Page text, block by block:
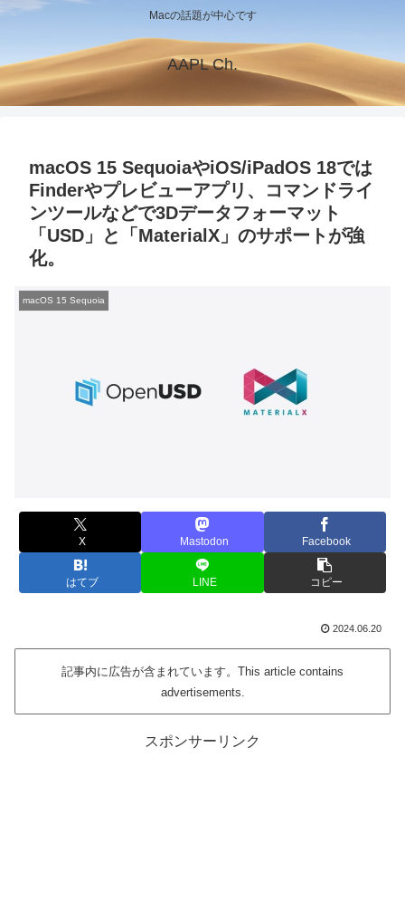
Macの話題が中心です
AAPL Ch.
macOS 15 SequoiaやiOS/iPadOS 18では
Finderやプレビューアプリ、コマンドライ
ンツールなどで3Dデータフォーマット
「USD」と「MaterialX」のサポートが強
化。
macOS 15 Sequoia
X Mastodon Facebook
はてブ LINE コピー
2024.06.20
記事内に広告が含まれています。This article contains
advertisements.
スポンサーリンク